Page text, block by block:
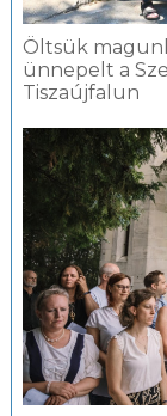
Öltsük
ünnepelt a
Tiszaújfalun